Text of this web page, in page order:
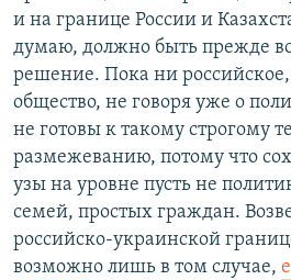
и на границе России и
думаю, должно быть прежде
решение. Пока ни
общество, не говоря уже о
не готовы к такому строгому
размежеванию, потому что
узы на уровне пусть не
семей, простых граждан.
российско-украинской
возможно лишь в том случае,